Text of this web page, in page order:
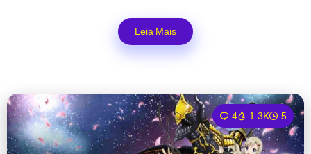
Leia Mais
4 1.3K 5